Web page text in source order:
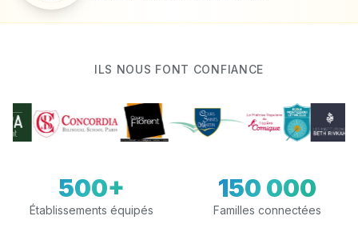
ILS NOUS FONT CONFIANCE
500+
Établissements équipés
150 000
Familles connectées